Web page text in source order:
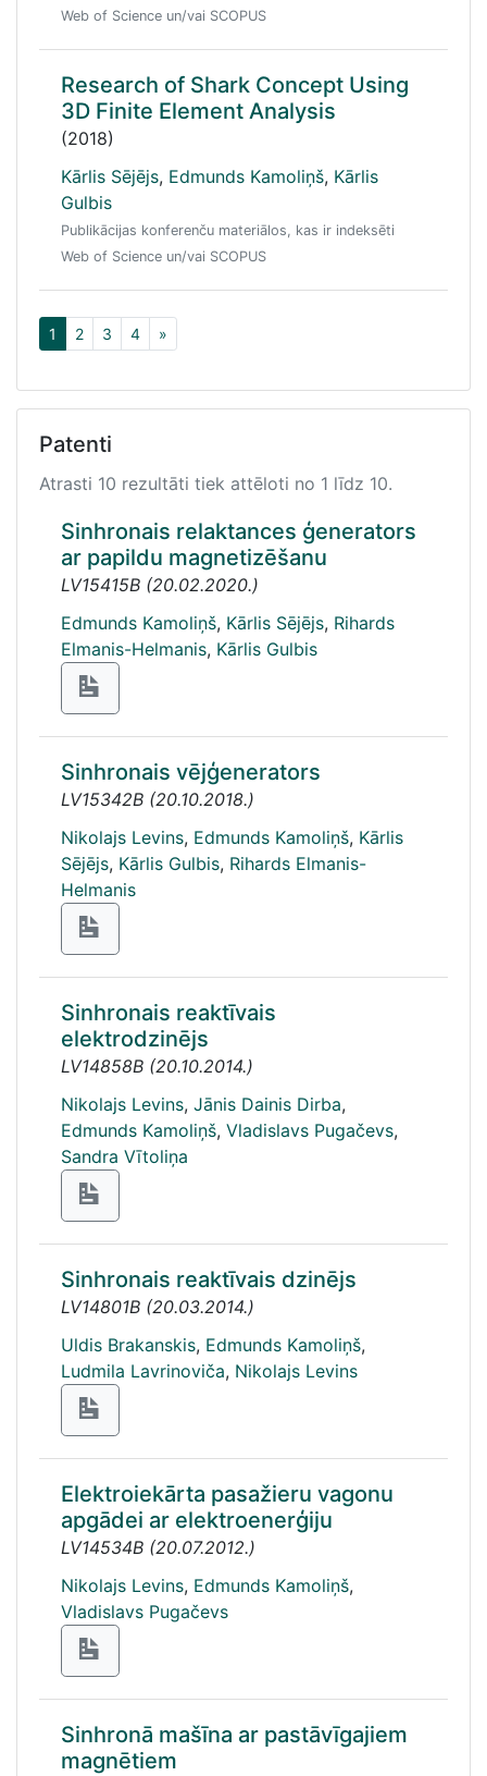
Web of Science un/vai SCOPUS
Research of Shark Concept Using
3D Finite Element Analysis
(2018)
Kārlis Sējējs, Edmunds Kamoliņš, Kārlis
Gulbis
Publikācijas konferenču materiālos, kas ir indeksēti
Web of Science un/vai SCOPUS
1 2 3 4 »
Patenti
Atrasti 10 rezultāti tiek attēloti no 1 līdz 10.
Sinhronais relaktances ģenerators
ar papildu magnetizēšanu
LV15415B (20.02.2020.)
Edmunds Kamoliņš, Kārlis Sējējs, Rihards
Elmanis-Helmanis, Kārlis Gulbis
Sinhronais vējģenerators
LV15342B (20.10.2018.)
Nikolajs Levins, Edmunds Kamoliņš, Kārlis
Sējējs, Kārlis Gulbis, Rihards Elmanis-
Helmanis
Sinhronais reaktīvais
elektrodzinējs
LV14858B (20.10.2014.)
Nikolajs Levins, Jānis Dainis Dirba,
Edmunds Kamoliņš, Vladislavs Pugačevs,
Sandra Vītoliņa
Sinhronais reaktīvais dzinējs
LV14801B (20.03.2014.)
Uldis Brakanskis, Edmunds Kamoliņš,
Ludmila Lavrinoviča, Nikolajs Levins
Elektroiekārta pasažieru vagonu
apgādei ar elektroenerģiju
LV14534B (20.07.2012.)
Nikolajs Levins, Edmunds Kamoliņš,
Vladislavs Pugačevs
Sinhronā mašīna ar pastāvīgajiem
magnētiem